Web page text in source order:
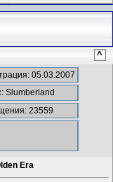
^
05.03.2007
Slumberland
23559
Era